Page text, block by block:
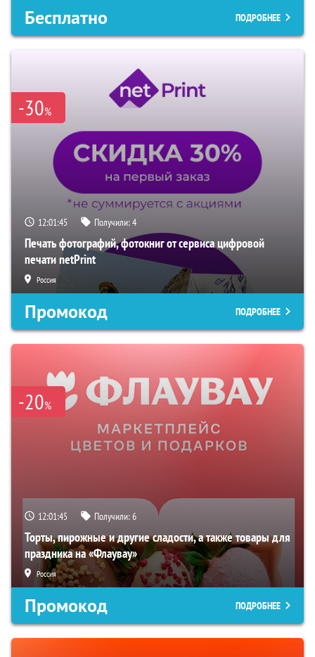
Бесплатно ПОДРОБНЕЕ
-30%
12:01:44 Получили:4
Печать фотографий, фотокниг от сервиса цифровой
печати netPrint
Россия
Промокод ПОДРОБНЕЕ
-20%
12:01:44 Получили:6
Торты, пирожные и другие сладости, а также товары для
праздника на «Флаувау»
Россия
Промокод ПОДРОБНЕЕ